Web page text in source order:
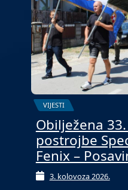
VIJESTI
Obilježena
postrojbe
Fenix –
3. kolovoza 2026.